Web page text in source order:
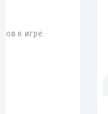
к игре